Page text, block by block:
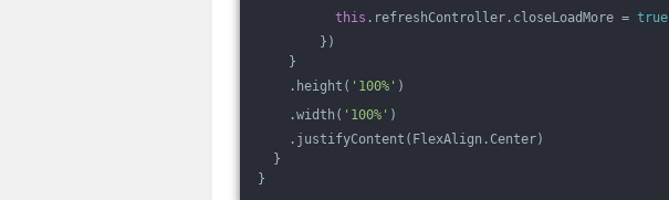
this .refreshController.closeLoadMore = true
})
}
.height( '100%' )
.width( '100%' )
.justifyContent(FlexAlign.Center)
}
}